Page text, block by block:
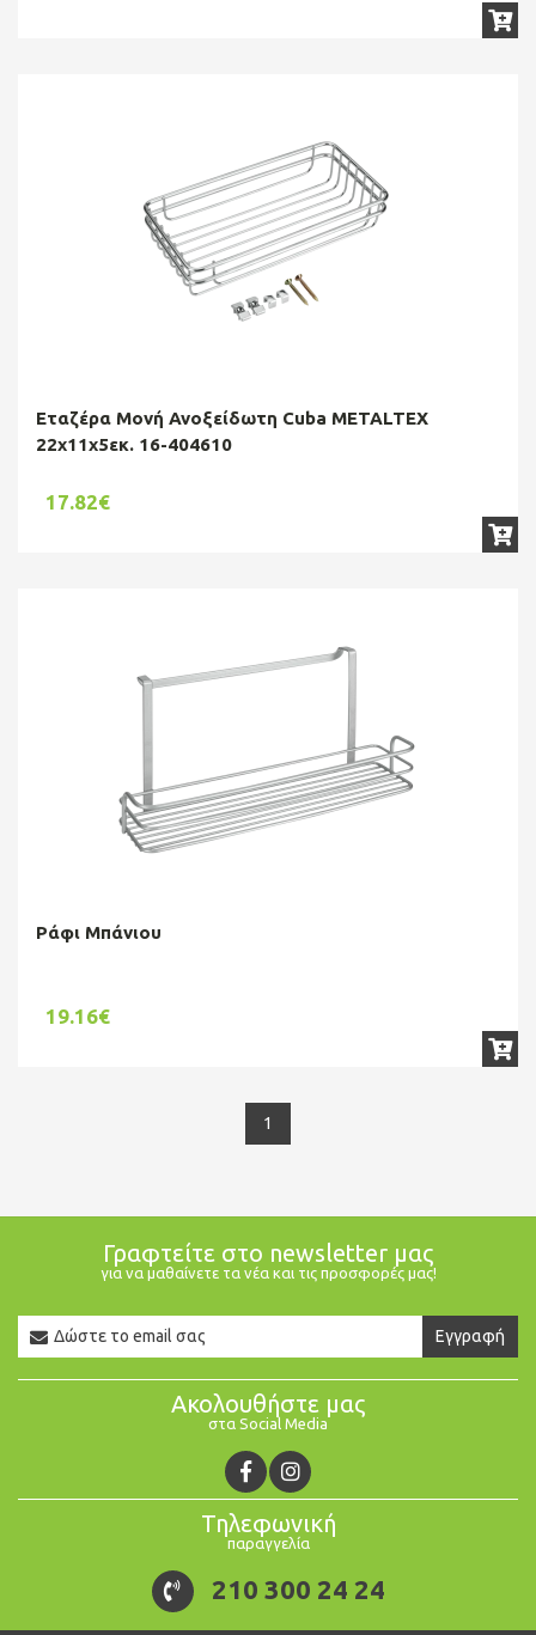
Εταζέρα Μονή Ανοξείδωτη Cuba METALTEX
22χ11χ5εκ. 16-404610
17.82€
Ράφι Μπάνιου
19.16€
1
Γραφτείτε στο newsletter μας
για να μαθαίνετε τα νέα και τις προσφορές μας!
Newsletter
Email
Εγγραφή
Ακολουθήστε μας
στα Social Media
Τηλεφωνική
παραγγελία
210 300 24 24